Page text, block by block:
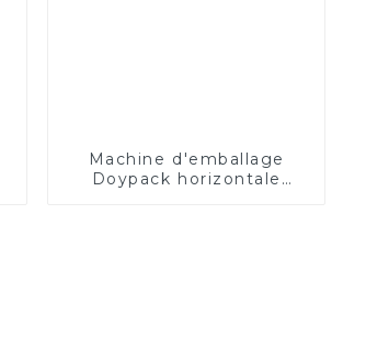
Machine d'emballage
Doypack horizontale